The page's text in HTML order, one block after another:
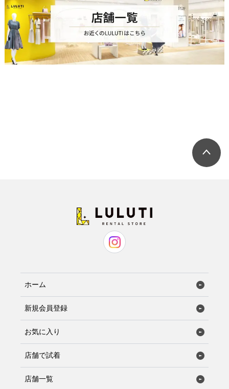
ホーム
新規会員登録
お気に入り
店舗で試着
店舗一覧